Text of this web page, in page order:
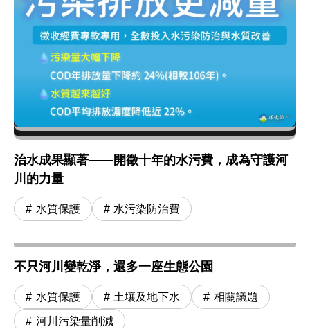
治水成果顯著——開徵十年的水污費，成為守護河
川的力量
水質保護 水污染防治費
不只河川變乾淨，還多一座生態公園
水質保護 土壤及地下水 相關議題
河川污染量削減